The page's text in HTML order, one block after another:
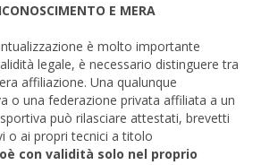
E MERA
è molto importante
legale, è necessario distinguere tra
affiliazione. Una qualunque
o una federazione privata affiliata a un
può rilasciare attestati, brevetti
o ai propri tecnici a titolo
con validità solo nel proprio